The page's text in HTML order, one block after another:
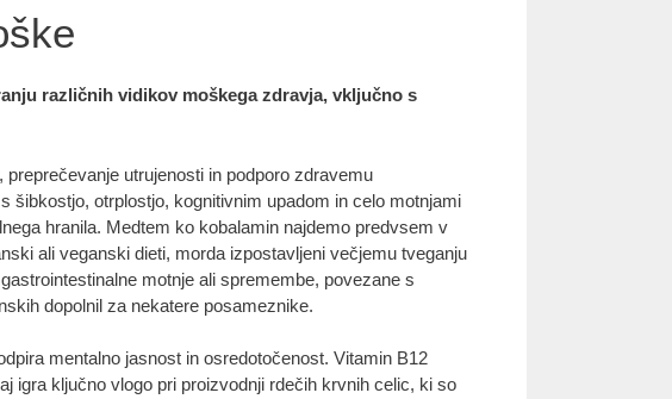
različnih vidikov moškega zdravja, vključno s
utrujenosti in podporo zdravemu
otrplostjo, kognitivnim upadom in celo motnjami
hranila. Medtem ko kobalamin najdemo predvsem v
ali veganski dieti, morda izpostavljeni večjemu tveganju
motnje ali spremembe, povezane s
dopolnil za nekatere posameznike.
mentalno jasnost in osredotočenost. Vitamin B12
igra ključno vlogo pri proizvodnji rdečih krvnih celic, ki so